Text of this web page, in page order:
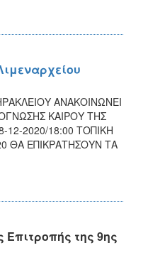
ΑΝΑΚΟΙΝΩΝΕΙ
ΚΑΙΡΟΥ ΤΗΣ
2020/18:00 ΤΟΠΙΚΗ
ΘΑ ΕΠΙΚΡΑΤΗΣΟΥΝ ΤΑ
Επιτροπής της 9ης